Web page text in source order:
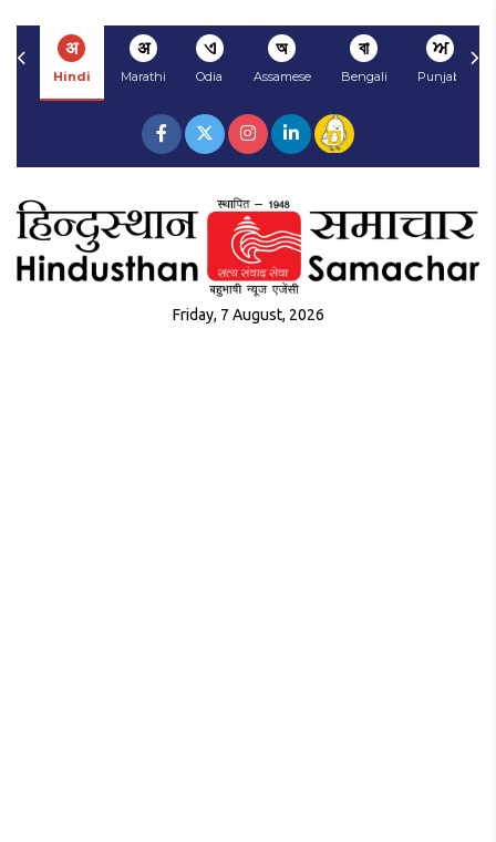
अ
Hindi
अ
Marathi
ଏ
Odia
অ
Assamese
বা
Bengali
ਅ
Punjabi
Friday, 7 August, 2026